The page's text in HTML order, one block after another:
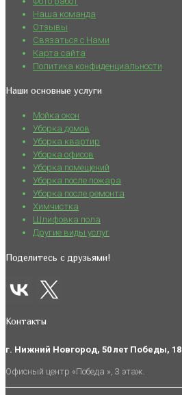
Наша команда
Отзывы
Связаться с Нами
Карта сайта
Политика конфиденциальности
Наши основные услуги
Мойка окон
Уборка домов
Уборка квартир
Уборка офисов
Уборка помещений
Уборка после пожара
Уборка после ремонта
Химчистка
Шлифовка пола
Другие виды услуг
Поделитесь с друзьями!
Контакты
г. Нижний Новгород, 50 лет Победы, 18
Офисный центр «Победа », 3 этаж.